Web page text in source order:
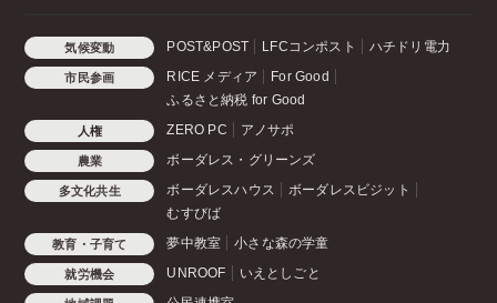
気候変動 POST&POST LFCコンポスト ハチドリ電力
市民参画 RICE メディア
For Good
ふるさと納税 for Good
人権 ZERO PC アノサポ
農業 ボーダレス・グリーンズ
多文化共生 ボーダレスハウス
ボーダレスビジット
むすびば
教育・子育て 夢中教室 小さな森の学童
就労機会 UNROOF いえとしごと